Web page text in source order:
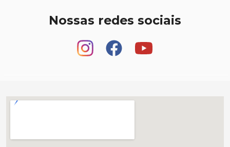
Nossas redes sociais